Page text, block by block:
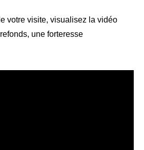
votre visite, visualisez la vidéo
une forteresse